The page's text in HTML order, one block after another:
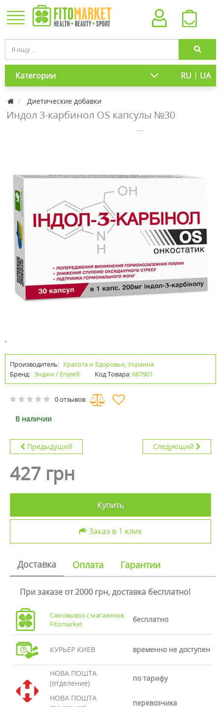
Категории RU | UA
Диетические добавки
Индол 3-карбинол OS капсулы №30
Производитель: Красота и Здоровье, Украина
Бренд: Энджи / Enjee® Код Товара:667901
0 отзывов
В наличии
Предыдущий Следующий
427 грн
Купить
Заказ в 1 клик
Доставка Оплата Гарантии
При заказе от 2000 грн, доставка бесплатно!
Самовывоз с магазинов
Fitomarket
бесплатно
КУРЬЕР КИЕВ временно не доступен
НОВА ПОШТА
(отделение)
по тарифу
НОВА ПОШТА
перевозчика